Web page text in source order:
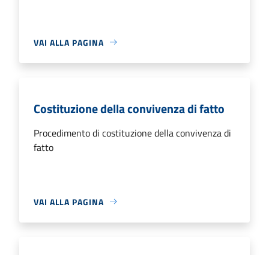
VAI ALLA PAGINA
Costituzione della convivenza di fatto
Procedimento di costituzione della convivenza di
fatto
VAI ALLA PAGINA